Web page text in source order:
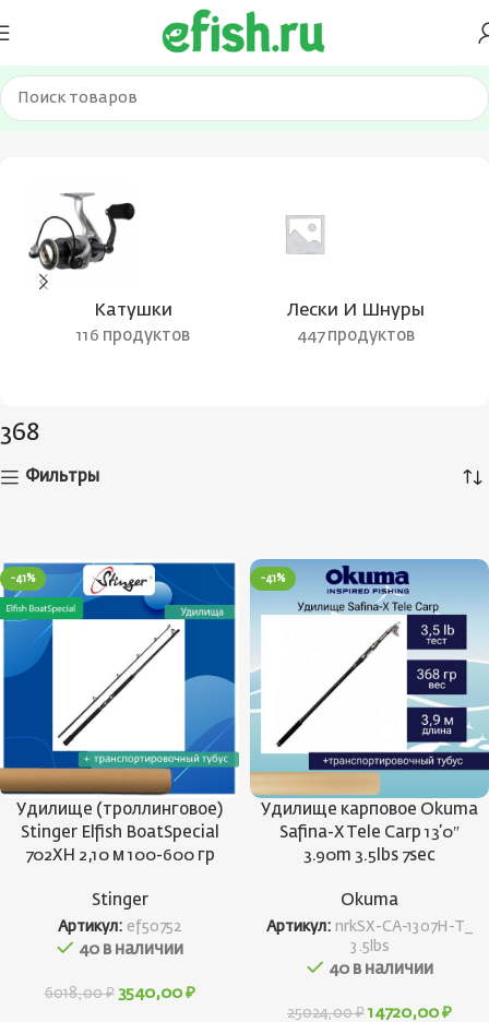
Главная Товар Вес удилища 368
Катушки
116 продуктов
Лески И Шнуры
447 продуктов
368
Фильтры
-41%
Удилище (троллинговое)
Stinger Elfish BoatSpecial
702XH 2,10 м 100-600 гр
Stinger
Артикул: ef50752
40 в наличии
6018,00₽ 3540,00 ₽
-41%
Удилище карповое Okuma
Safina-X Tele Carp 13’0″
3.90m 3.5lbs 7sec
Okuma
Артикул: nrkSX-CA-1307H-T_
3.5lbs
40 в наличии
25024,00₽ 14720,00 ₽